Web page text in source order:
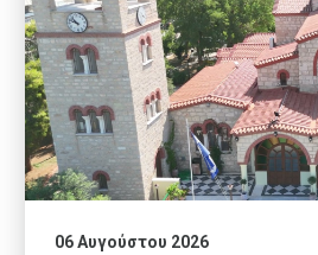
06 Αυγούστου 2026